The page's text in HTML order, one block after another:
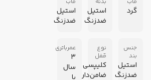
قاب
گرد
بدنه
استیل
ضدزنگ
قاب
استیل
ضدزنگ
جنس
بند
استیل
ضدزنگ
نوع
قفل
کلیپسی
ضامن‌دار
عمرباتری
3
سال
با